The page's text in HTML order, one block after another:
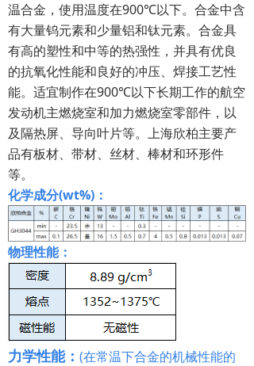
温合金，使用温度在900℃以下。合金中含
有大量钨元素和少量铝和钛元素。合金具
有高的塑性和中等的热强性，并具有优良
的抗氧化性能和良好的冲压、焊接工艺性
能。适宜制作在900℃以下长期工作的航空
发动机主燃烧室和加力燃烧室零部件，以
及隔热屏、导向叶片等。上海欣柏主要产
品有板材、带材、丝材、棒材和环形件
等。
化学成分(wt%)：
物理性能：
力学性能： (在常温下合金的机械性能的